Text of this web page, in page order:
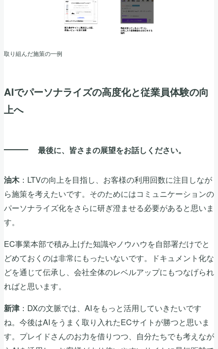
取り組んだ施策の一例
AIでパーソナライズの高度化と従業員体験の向
上へ
最後に、皆さまの展望をお話しください。
油木：LTVの向上を目指し、お客様の利用回数に注目しなが
ら施策を考えたいです。そのためにはコミュニケーションの
パーソナライズ化をさらに研ぎ澄ませる必要があると思いま
す。
EC事業本部で積み上げた知識やノウハウを自部署だけでと
どめておくのは非常にもったいないです。ドキュメント化な
どを通じて伝承し、会社全体のレベルアップにもつなげられ
ればと思います。
新津 ：DXの文脈では、AIをもっと活用していきたいです
ね。今後はAIをうまく取り入れたECサイトが勝つと思いま
す。プレイドさんのお力を借りつつ、自分たちでも考えなが